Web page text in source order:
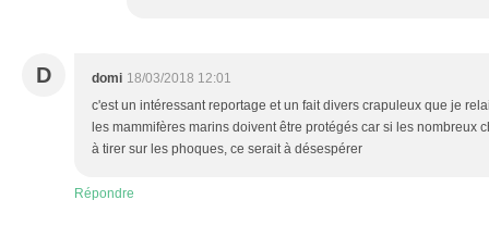
D domi 18/03/2018 12:01
c'est un intéressant reportage et un fait divers crapuleux que je
les mammifères marins doivent être protégés car si les nombreux
à tirer sur les phoques, ce serait à désespérer
Répondre